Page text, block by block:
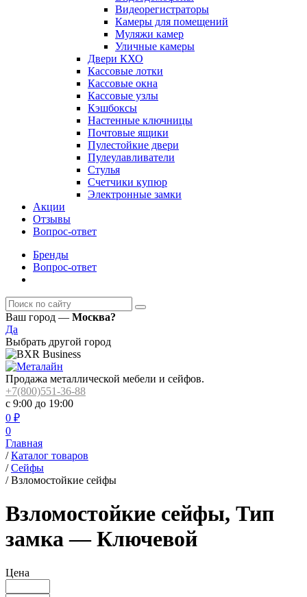
Видеорегистраторы
Камеры для помещений
Муляжи камер
Уличные камеры
Двери КХО
Кассовые лотки
Кассовые окна
Кассовые узлы
Кэшбоксы
Настенные ключницы
Почтовые ящики
Пулестойкие двери
Пулеулавливатели
Стулья
Счетчики купюр
Электронные замки
Акции
Отзывы
Вопрос-ответ
Бренды
Вопрос-ответ
Ваш город — Москва?
Да
Выбрать другой город
Продажа металлической мебели и сейфов.
+7(800)551-36-88
с 9:00 до 19:00
0 ₽
0
Главная
/ Каталог товаров
/ Сейфы
/ Взломостойкие сейфы
Взломостойкие сейфы, Тип
замка — Ключевой
Цена